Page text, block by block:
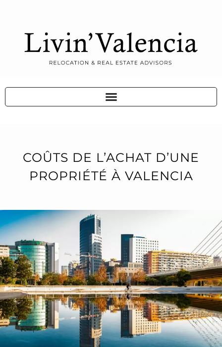
COÛTS DE L’ACHAT D’UNE
PROPRIÉTÉ À VALENCIA